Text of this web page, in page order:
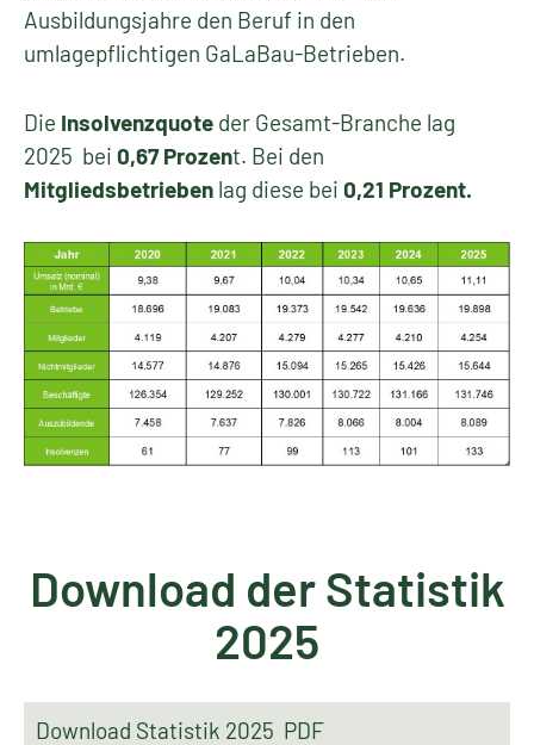
Ausbildungsjahre den Beruf in den
umlagepflichtigen GaLaBau-Betrieben.
Die Insolvenzquote der Gesamt-Branche lag
2025 bei 0,67 Prozent. Bei den
Mitgliedsbetrieben lag diese bei 0,21 Prozent.
Download der Statistik
2025
Download Statistik 2025 PDF